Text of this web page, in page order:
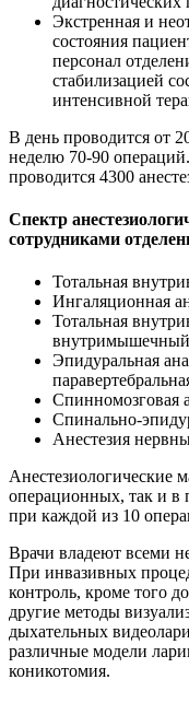
Экстренная и
состояния
персонал
стабилизацией
интенсивной
В день проводится от
неделю 70-90
проводится 4300
Спектр
сотрудниками
Тотальная
Ингаляционная
Тотальная
Эпидуральная
Спинномозговая
Спинально-
Анестезия
Анестезиологические
операционных, так и в
при каждой из 10
Врачи владеют всеми
При инвазивных
контроль, кроме того
другие методы
дыхательных
различные модели
коникотомия.